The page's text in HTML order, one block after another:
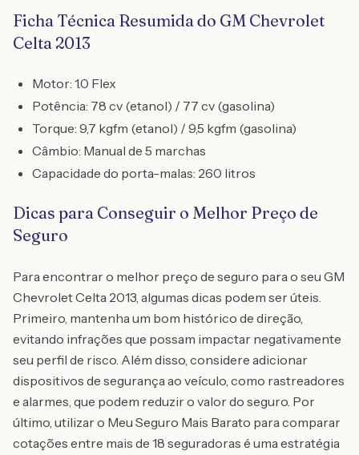
Ficha Técnica Resumida do GM Chevrolet
Celta 2013
Motor: 1.0 Flex
Potência: 78 cv (etanol) / 77 cv (gasolina)
Torque: 9,7 kgfm (etanol) / 9,5 kgfm (gasolina)
Câmbio: Manual de 5 marchas
Capacidade do porta-malas: 260 litros
Dicas para Conseguir o Melhor Preço de
Seguro
Para encontrar o melhor preço de seguro para o seu GM
Chevrolet Celta 2013, algumas dicas podem ser úteis.
Primeiro, mantenha um bom histórico de direção,
evitando infrações que possam impactar negativamente
seu perfil de risco. Além disso, considere adicionar
dispositivos de segurança ao veículo, como rastreadores
e alarmes, que podem reduzir o valor do seguro. Por
último, utilizar o Meu Seguro Mais Barato para comparar
cotações entre mais de 18 seguradoras é uma estratégia